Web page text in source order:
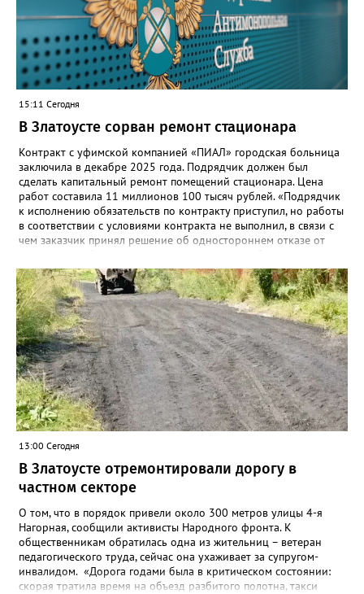
«Госуслуги Моя школа», не просто сохранятся, они будут
собраны в одном месте, подчеркнули в ведомстве. Причём в
этом случае переход на ТОР станет вообще незаметным.
15:11 Сегодня
В Златоусте сорван ремонт стационара
Контракт с уфимской компанией «ПИАЛ» городская больница
заключила в декабре 2025 года. Подрядчик должен был
сделать капитальный ремонт помещений стационара. Цена
работ составила 11 миллионов 100 тысяч рублей. «Подрядчик
к исполнению обязательств по контракту приступил, но работы
в соответствии с условиями контракта не выполнил, в связи с
чем заказчик принял решение об одностороннем отказе от
Челябинском УФАС. Антимонопольная служба приняла
решение включить ООО «ПИАЛ» в реестр недобросовестных
поставщиков. В чёрном списке уфимский подрядчик будет два
года.
13:00 Сегодня
В Златоусте отремонтировали дорогу в
частном секторе
О том, что в порядок привели около 300 метров улицы 4-я
Нагорная, сообщили активисты Народного фронта. К
общественникам обратилась одна из жительниц – ветеран
педагогического труда, сейчас она ухаживает за супругом-
инвалидом. «Дорога годами была в критическом состоянии:
скорая тратила время на объезд разбитого полотна, такси